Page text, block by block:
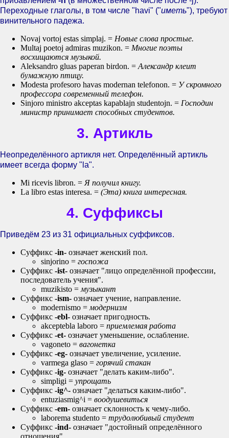
Переходные глаголы, в том числе "havi" ("иметь"), требуют
винительного падежа.
Novaj vortoj estas simplaj. = Новые слова простые.
Multaj poetoj admiras muzikon. = Многие поэты
восхищаются музыкой.
Aleksandro gluas paperan birdon. = Александр клеит
бумажную птицу.
Modesta profesoro havas modernan telefonon. = У скромного
профессора современный телефон.
Sinjoro ministro akceptas kapablajn studentojn. = Господин
министр принимает способных студентов.
3. Артикль
Неопределённого артикля нет. Определённый артикль
имеет всегда форму "la".
Mi ricevis libron. = Я получил книгу.
La libro estas interesa. = (Эта) книга интересная.
4. Суффиксы
Приведём 23 из 31 официальных суффиксов.
Суффикс -in- означает женский пол.
sinjorino = госпожа
Суффикс -ist- означает "лицо определённой профессии,
последователь учения".
muzikisto = музыкант
Суффикс -ism- означает учение, направление.
modernismo = модернизм
Суффикс -ebl- означает пригодность.
akceptebla laboro = приемлемая работа
Суффикс -et- означает уменьшение, ослабление.
vagoneto = вагонетка
Суффикс -eg- означает увеличение, усиление.
varmega glaso = горячий стакан
Суффикс -ig- означает "делать каким-либо".
simpligi = упрощать
Суффикс -ig^- означает "делаться каким-либо".
entuziasmig^i = воодушевиться
Суффикс -em- означает склонность к чему-либо.
laborema studento = трудолюбивый студент
Суффикс -ind- означает "достойный определённого
отношения".